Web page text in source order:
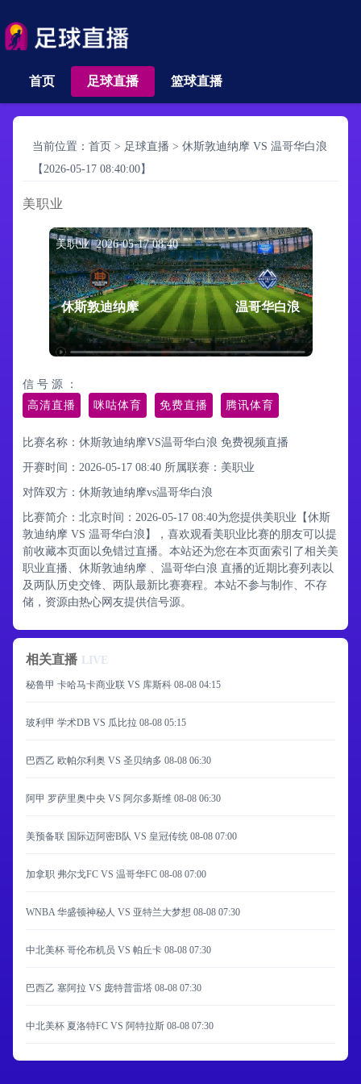
首页 足球直播 篮球直播
当前位置： 首页 > 足球直播 > 休斯敦迪纳摩 VS 温哥华白浪
【2026-05-17 08:40:00】
美职业
美职业 2026-05-17 08:40
休斯敦迪纳摩 温哥华白浪
信 号 源 ：
高清直播
咪咕体育 免费直播 腾讯体育
比赛名称：休斯敦迪纳摩VS温哥华白浪 免费视频直播
开赛时间：2026-05-17 08:40 所属联赛： 美职业
对阵双方：休斯敦迪纳摩vs温哥华白浪
比赛简介：北京时间：2026-05-17 08:40为您提供美职业【休斯
敦迪纳摩 VS 温哥华白浪】，喜欢观看美职业比赛的朋友可以提
前收藏本页面以免错过直播。本站还为您在本页面索引了相关美
职业直播、休斯敦迪纳摩 、温哥华白浪 直播的近期比赛列表以
及两队历史交锋、两队最新比赛赛程。本站不参与制作、不存
储，资源由热心网友提供信号源。
相关直播 LIVE
秘鲁甲 卡哈马卡商业联 VS 库斯科 08-08 04:15
玻利甲 学术DB VS 瓜比拉 08-08 05:15
巴西乙 欧帕尔利奥 VS 圣贝纳多 08-08 06:30
阿甲 罗萨里奥中央 VS 阿尔多斯维 08-08 06:30
美预备联 国际迈阿密B队 VS 皇冠传统 08-08 07:00
加拿职 弗尔戈FC VS 温哥华FC 08-08 07:00
WNBA 华盛顿神秘人 VS 亚特兰大梦想 08-08 07:30
中北美杯 哥伦布机员 VS 帕丘卡 08-08 07:30
巴西乙 塞阿拉 VS 庞特普雷塔 08-08 07:30
中北美杯 夏洛特FC VS 阿特拉斯 08-08 07:30